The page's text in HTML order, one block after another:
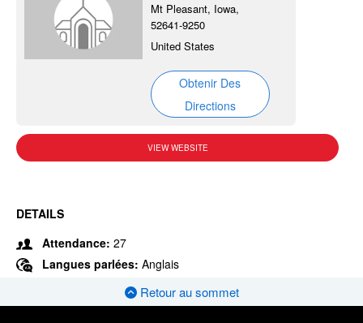
Mt Pleasant, Iowa,
52641-9250
United States
Obtenir Des
Directions
VIEW WEBSITE
DETAILS
Attendance: 27
Langues parlées: Anglais
Retour au sommet